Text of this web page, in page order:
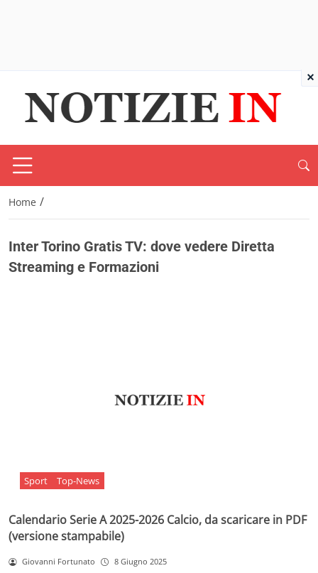
Home /
Inter Torino Gratis TV: dove vedere Diretta
Streaming e Formazioni
Sport Top-News
Calendario Serie A 2025-2026 Calcio, da scaricare in PDF
(versione stampabile)
Giovanni Fortunato 8 Giugno 2025
×